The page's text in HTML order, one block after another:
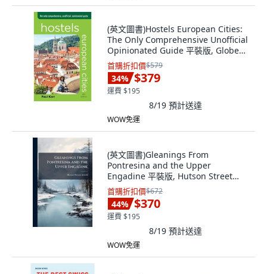
(英文圖書)Hostels European Cities:
The Only Comprehensive Unofficial
Opinionated Guide 平裝版, Globe
Pequot Publishing, English
首購折扣價$579
34% $379
運費 $195
8/19 預計送達
WOW免運
(英文圖書)Gleanings From
Pontresina and the Upper
Engadine 平裝版, Hutson Street
Press, 英文
首購折扣價$672
44% $370
運費 $195
8/19 預計送達
WOW免運